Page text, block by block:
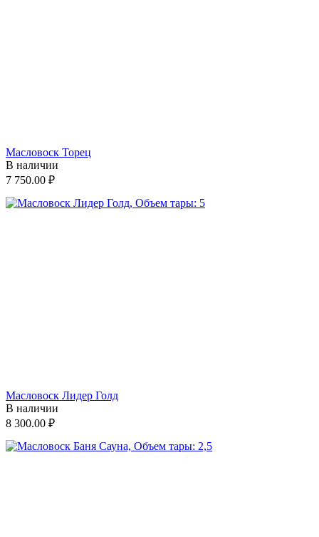
Масловоск Торец
В наличии
7 750.00 ₽
Масловоск Лидер Голд
В наличии
8 300.00 ₽